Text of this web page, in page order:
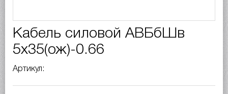
Кабель силовой АВБбШв
5х35(ож)-0.66
Артикул: